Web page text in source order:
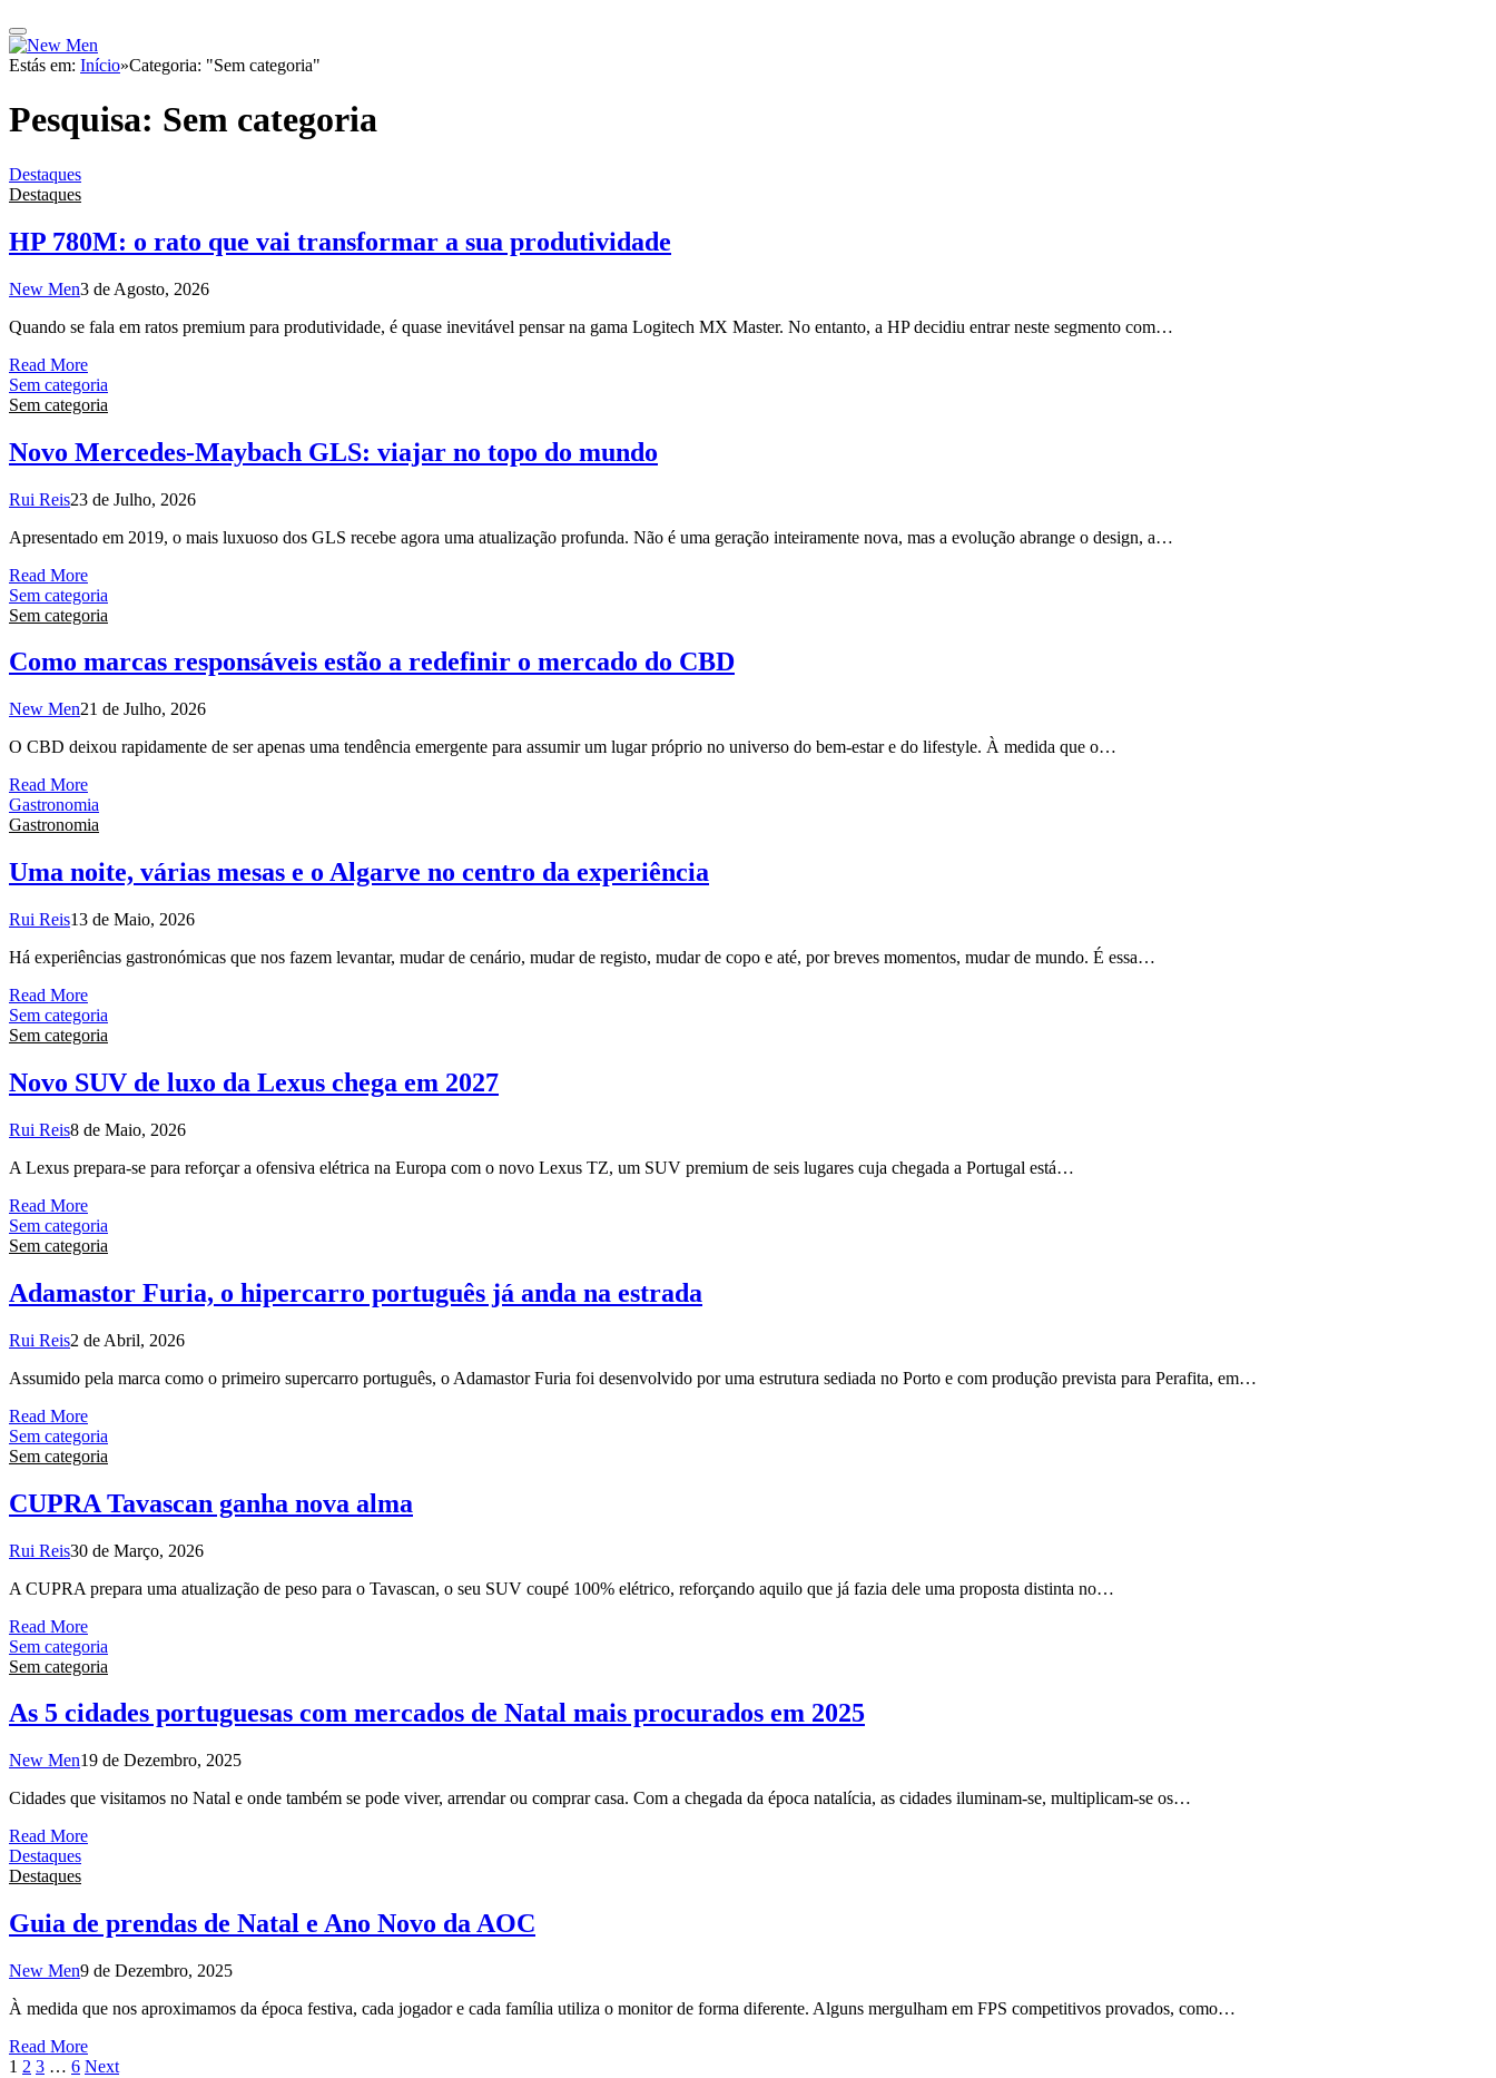
Estás em: Início»Categoria: "Sem categoria"
Pesquisa: Sem categoria
Destaques
Destaques
HP 780M: o rato que vai transformar a sua produtividade
New Men3 de Agosto, 2026
Quando se fala em ratos premium para produtividade, é quase inevitável pensar na gama Logitech MX Master. No entanto, a HP decidiu entrar neste segmento com…
Read More
Sem categoria
Sem categoria
Novo Mercedes-Maybach GLS: viajar no topo do mundo
Rui Reis23 de Julho, 2026
Apresentado em 2019, o mais luxuoso dos GLS recebe agora uma atualização profunda. Não é uma geração inteiramente nova, mas a evolução abrange o design, a…
Read More
Sem categoria
Sem categoria
Como marcas responsáveis estão a redefinir o mercado do CBD
New Men21 de Julho, 2026
O CBD deixou rapidamente de ser apenas uma tendência emergente para assumir um lugar próprio no universo do bem-estar e do lifestyle. À medida que o…
Read More
Gastronomia
Gastronomia
Uma noite, várias mesas e o Algarve no centro da experiência
Rui Reis13 de Maio, 2026
Há experiências gastronómicas que nos fazem levantar, mudar de cenário, mudar de registo, mudar de copo e até, por breves momentos, mudar de mundo. É essa…
Read More
Sem categoria
Sem categoria
Novo SUV de luxo da Lexus chega em 2027
Rui Reis8 de Maio, 2026
A Lexus prepara-se para reforçar a ofensiva elétrica na Europa com o novo Lexus TZ, um SUV premium de seis lugares cuja chegada a Portugal está…
Read More
Sem categoria
Sem categoria
Adamastor Furia, o hipercarro português já anda na estrada
Rui Reis2 de Abril, 2026
Assumido pela marca como o primeiro supercarro português, o Adamastor Furia foi desenvolvido por uma estrutura sediada no Porto e com produção prevista para Perafita, em…
Read More
Sem categoria
Sem categoria
CUPRA Tavascan ganha nova alma
Rui Reis30 de Março, 2026
A CUPRA prepara uma atualização de peso para o Tavascan, o seu SUV coupé 100% elétrico, reforçando aquilo que já fazia dele uma proposta distinta no…
Read More
Sem categoria
Sem categoria
As 5 cidades portuguesas com mercados de Natal mais procurados em 2025
New Men19 de Dezembro, 2025
Cidades que visitamos no Natal e onde também se pode viver, arrendar ou comprar casa. Com a chegada da época natalícia, as cidades iluminam-se, multiplicam-se os…
Read More
Destaques
Destaques
Guia de prendas de Natal e Ano Novo da AOC
New Men9 de Dezembro, 2025
À medida que nos aproximamos da época festiva, cada jogador e cada família utiliza o monitor de forma diferente. Alguns mergulham em FPS competitivos provados, como…
Read More
1 2 3 … 6 Next